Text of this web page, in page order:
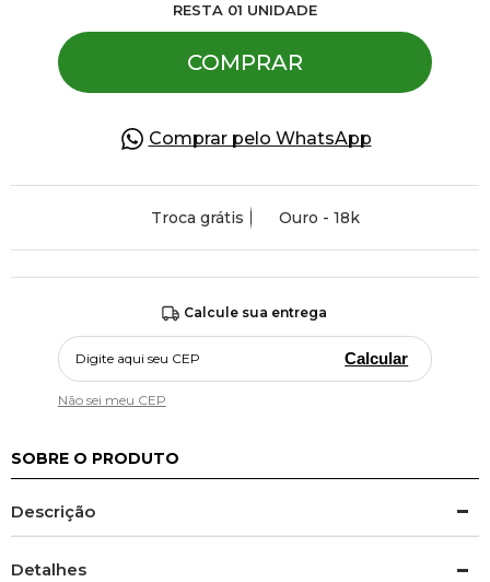
RESTA 01 UNIDADE
COMPRAR
Comprar pelo WhatsApp
Troca grátis Ouro - 18k
Calcule sua entrega
Calcular
Não sei meu CEP
SOBRE O PRODUTO
Descrição
Detalhes
Pedras Preciosas
Presente
OFERTAS